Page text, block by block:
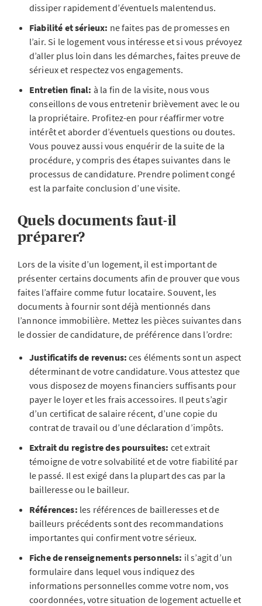
dissiper rapidement d’éventuels malentendus.
Fiabilité et sérieux: ne faites pas de promesses en
l’air. Si le logement vous intéresse et si vous prévoyez
d’aller plus loin dans les démarches, faites preuve de
sérieux et respectez vos engagements.
Entretien final: à la fin de la visite, nous vous
conseillons de vous entretenir brièvement avec le ou
la propriétaire. Profitez-en pour réaffirmer votre
intérêt et aborder d’éventuels questions ou doutes.
Vous pouvez aussi vous enquérir de la suite de la
procédure, y compris des étapes suivantes dans le
processus de candidature. Prendre poliment congé
est la parfaite conclusion d’une visite.
Quels documents faut-il
préparer?
Lors de la visite d’un logement, il est important de
présenter certains documents afin de prouver que vous
faites l’affaire comme futur locataire. Souvent, les
documents à fournir sont déjà mentionnés dans
l’annonce immobilière. Mettez les pièces suivantes dans
le dossier de candidature, de préférence dans l’ordre:
Justificatifs de revenus: ces éléments sont un aspect
déterminant de votre candidature. Vous attestez que
vous disposez de moyens financiers suffisants pour
payer le loyer et les frais accessoires. Il peut s’agir
d’un certificat de salaire récent, d’une copie du
contrat de travail ou d’une déclaration d’impôts.
Extrait du registre des poursuites: cet extrait
témoigne de votre solvabilité et de votre fiabilité par
le passé. Il est exigé dans la plupart des cas par la
bailleresse ou le bailleur.
Références: les références de bailleresses et de
bailleurs précédents sont des recommandations
importantes qui confirment votre sérieux.
Fiche de renseignements personnels: il s’agit d’un
formulaire dans lequel vous indiquez des
informations personnelles comme votre nom, vos
coordonnées, votre situation de logement actuelle et